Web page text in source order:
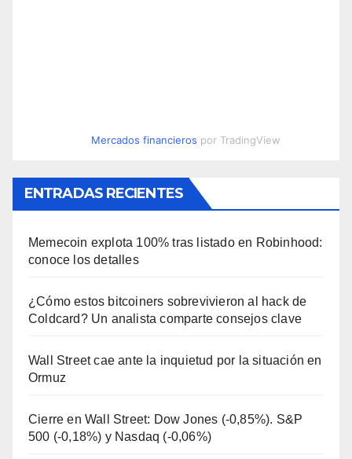
Mercados financieros por TradingView
ENTRADAS RECIENTES
Memecoin explota 100% tras listado en Robinhood:
conoce los detalles
¿Cómo estos bitcoiners sobrevivieron al hack de
Coldcard? Un analista comparte consejos clave
Wall Street cae ante la inquietud por la situación en
Ormuz
Cierre en Wall Street: Dow Jones (-0,85%). S&P
500 (-0,18%) y Nasdaq (-0,06%)